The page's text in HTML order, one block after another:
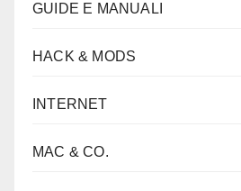
GUIDE E MANUALI
HACK & MODS
INTERNET
MAC & CO.